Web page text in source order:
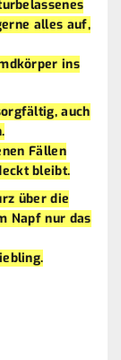
alles auf,
ins
auch
Fällen
bleibt.
über die
Napf nur das